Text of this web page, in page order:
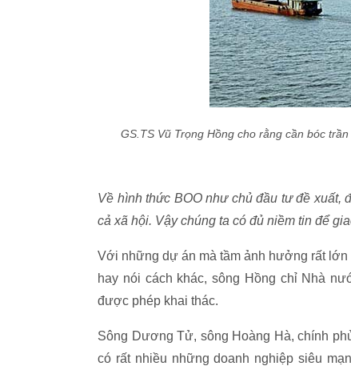
GS.TS Vũ Trọng Hồng cho rằng cần bóc
Về hình thức BOO như chủ đầu tư đề xuất,
cả xã hội. Vậy chúng ta có đủ niềm tin để
Với những dự án mà tầm ảnh hưởng rất lớn
hay nói cách khác, sông Hồng chỉ Nhà
được phép khai thác.
Sông Dương Tử, sông Hoàng Hà, chính
có rất nhiều những doanh nghiệp siêu